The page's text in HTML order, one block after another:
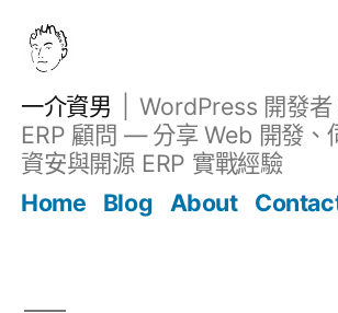
一介資男
WordPress 開發
ERP 顧問 — 分享 Web 開發、
資安與開源 ERP 實戰經驗
Home
Blog About
文章